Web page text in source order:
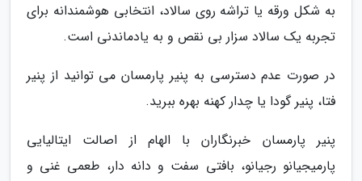
به شکل ورقه یا تراشه روی سالاد، انتخابی هوشمندانه برای
تجربه یک سالاد سزار بی نقص و به یادماندنی است.
در صورت عدم دسترسی به پنیر پارمسان می توانید از پنیر
فتا، پنیر گودا یا چدار کهنه بهره ببرید.
پنیر پارمسان خبرنگاران با الهام از اصالت ایتالیایی
پارمیجیانو رجیانو، بافتی سفت و دانه دار، طعمی غنی و